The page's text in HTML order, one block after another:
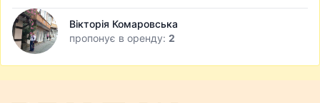
Вікторія Комаровська
пропонує в оренду: 2